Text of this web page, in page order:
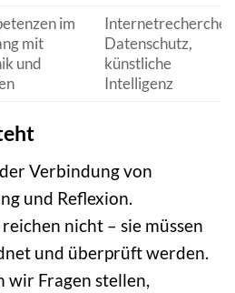
im
mit
und
Internetrecherche,
Datenschutz,
künstliche
Intelligenz
Verbindung von
und Reflexion.
nicht – sie müssen
und überprüft werden.
wir Fragen stellen,